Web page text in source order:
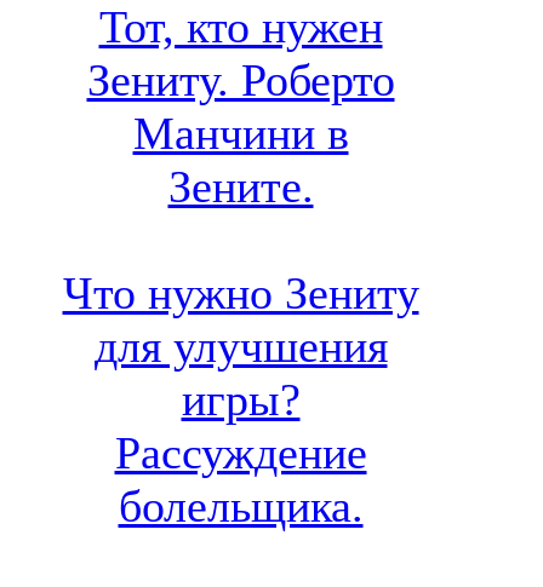
Тот, кто нужен
Зениту. Роберто
Манчини в
Зените.
Что нужно Зениту
для улучшения
игры?
Рассуждение
болельщика.